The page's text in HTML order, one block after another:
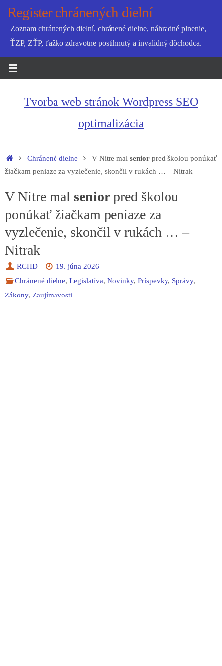
SkipRegister chránených dielní
Zoznam chránených dielní, chránené dielne, náhradné plnenie,
ŤZP, ZŤP, ťažko zdravotne postihnutý a invalidný dôchodca.
Tvorba web stránok Wordpress SEO
optimalizácia
HomeChránené dielne V Nitre malsenior pred školou ponúkať
žiačkam peniaze za vyzlečenie, skončil v rukách … – Nitrak
V Nitre mal senior pred školou
ponúkať žiačkam peniaze za
vyzlečenie, skončil v rukách … –
Nitrak
RCHD
19. júna 2026
Chránené dielne,Legislatíva,Novinky,Príspevky, Správy,
Zákony, Zaujímavosti